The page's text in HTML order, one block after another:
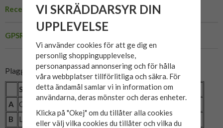
Recensioner
GPSR
Plaggets mått:
Storlek 3XL 4XL 5XL 6XL 7XL
A
Omkrets (cm)
B
Längd (cm) 80 82 83
VI SKRÄDDARSYR DIN
UPPLEVELSE
Vi använder cookies för att ge dig en
personlig shoppingupplevelse,
personanpassad annonsering och för hålla
våra webbplatser tillförlitliga och säkra. För
detta ändamål samlar vi in information om
användarna, deras mönster och deras enheter.
Klicka på "Okej" om du tillåter alla cookies
eller välj vilka cookies du tillåter och vilka du